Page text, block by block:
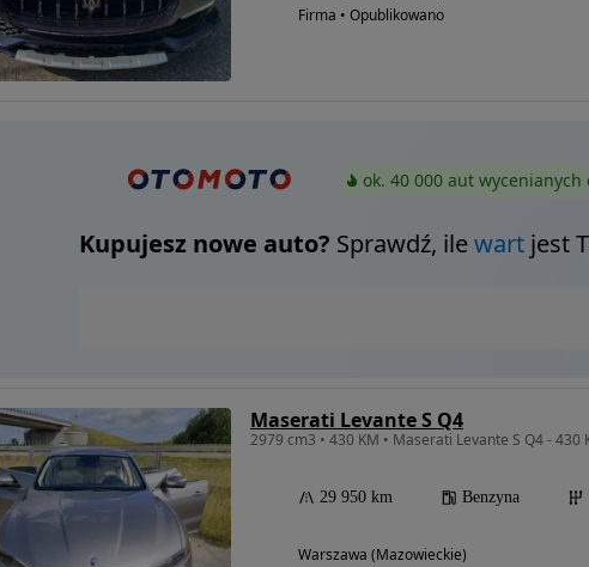
Firma • Opublikowano
ok. 40 000 aut wycenianych
Kupujesz nowe auto? Sprawdź, ilewartjest
Maserati Levante S Q4
29 950 km Benzyna
Warszawa (Mazowieckie)